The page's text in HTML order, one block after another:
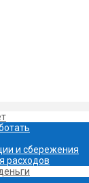
и сбережения
расходов